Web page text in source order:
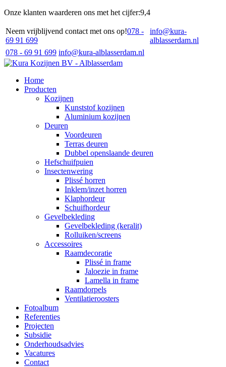
Onze klanten waarderen ons met het cijfer:9,4
Neem vrijblijvend contact met ons op!078 -
69 91 699
info@kura-
alblasserdam.nl
078 - 69 91 699 info@kura-alblasserdam.nl
Home
Producten
Kozijnen
Kunststof kozijnen
Aluminium kozijnen
Deuren
Voordeuren
Terras deuren
Dubbel openslaande deuren
Hefschuifpuien
Insectenwering
Plissé horren
Inklem/inzet horren
Klaphordeur
Schuifhordeur
Gevelbekleding
Gevelbekleding (keralit)
Rolluiken/screens
Accessoires
Raamdecoratie
Plissé in frame
Jaloezie in frame
Lamella in frame
Raamdorpels
Ventilatieroosters
Fotoalbum
Referenties
Projecten
Subsidie
Onderhoudsadvies
Vacatures
Contact